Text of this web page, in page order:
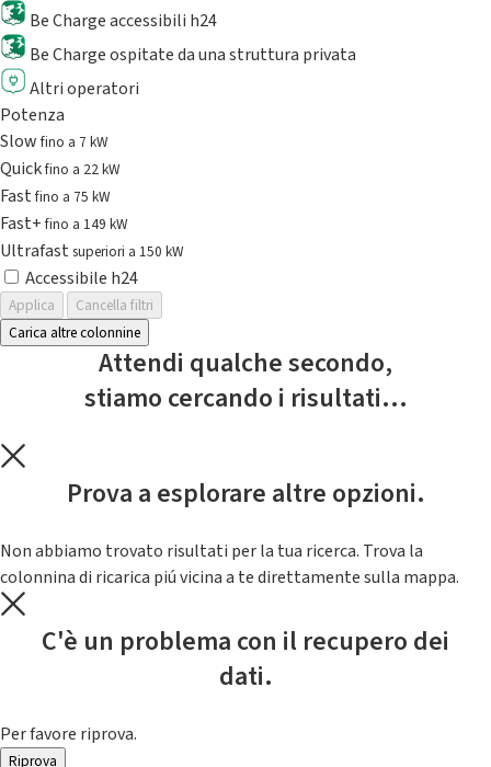
Be Charge accessibili h24
Be Charge ospitate da una struttura privata
Altri operatori
Potenza
Slowfino a 7 kW
Quickfino a 22 kW
Fastfino a 75 kW
Fast+fino a 149 kW
Ultrafast superiori a 150 kW
Accessibile h24
Applica
Cancella filtri
Carica altre colonnine
Attendi qualche secondo,
stiamo cercando i risultati...
Prova a esplorare altre opzioni.
Non abbiamo trovato risultati per la tua ricerca. Trova la
colonnina di ricarica piú vicina a te direttamente sulla mappa.
C'è un problema con il recupero dei
dati.
Per favore riprova.
Riprova